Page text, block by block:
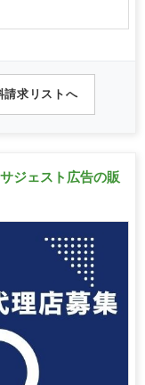
請求リストへ
ジェスト広告の販